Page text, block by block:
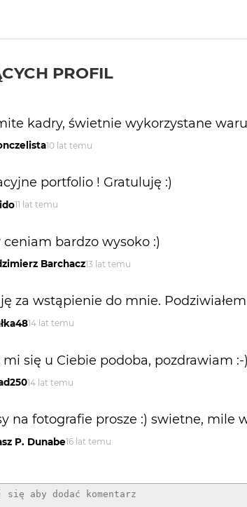
PROFIL
kadry, świetnie wykorzystane
10 lat temu
portfolio ! Gratuluję :)
11 lat temu
ceniam bardzo wysoko :)
Barchacz13 lat temu
za wstąpienie do mnie.
14 lat temu
mi się u Ciebie podoba, pozdrawiam :-)
14 lat temu
na fotografie prosze :) swietne, mile
P. Dunabe16 lat temu